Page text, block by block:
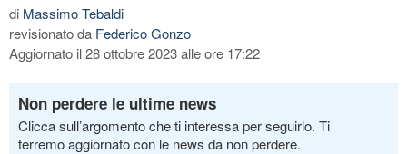
di Massimo Tebaldi
revisionato da Federico Gonzo
Aggiornato il 28 ottobre 2023 alle ore 17:22
Non perdere le ultime news
Clicca sull’argomento che ti interessa per seguirlo. Ti
terremo aggiornato con le news da non perdere.